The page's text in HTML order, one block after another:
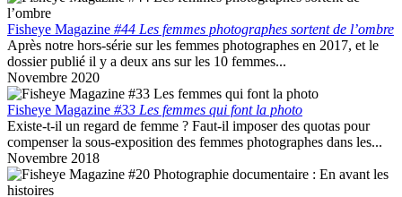
Fisheye Magazine #44 Les femmes photographes sortent de l’ombre
Après notre hors-série sur les femmes photographes en 2017, et le
dossier publié il y a deux ans sur les 10 femmes...
Novembre 2020
Fisheye Magazine #33 Les femmes qui font la photo
Existe-t-il un regard de femme ? Faut-il imposer des quotas pour
compenser la sous-exposition des femmes photographes dans les...
Novembre 2018